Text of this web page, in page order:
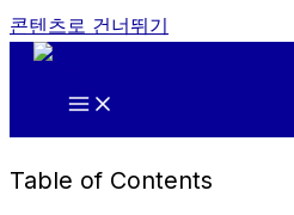
콘텐츠로 건너뛰기
Table of Contents